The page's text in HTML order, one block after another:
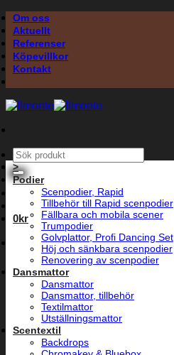
Skip
to
content
Om oss
Aktuellt
Referenser
Köpevillkor
Kontakt
Sök
efter:
0kr
>
Podier
Scenpodier, Rapid
Tillbehör till Rapid scenpodier
Fällbara och mobila scener
Trumpodier
Golvplattor, Profi Dancing Set
Höj och sänkbara scenpodier
Renovering av scenpodier
Dansmattor
Dansmattor
Dansmattor, tillbehör
Textilmattor
Utställningsmattor
Scentextil
Backdrops